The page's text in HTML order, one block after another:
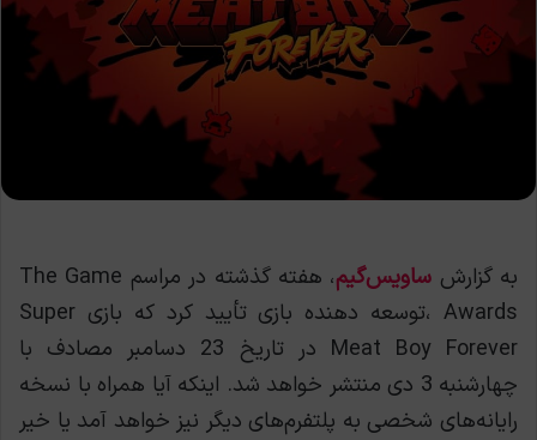
به گزارش ساویس‌گیم
، هفته گذشته در مراسم The Game
Awards ،توسعه دهنده بازی تأیید کرد که بازی Super
Meat Boy Forever در تاریخ 23 دسامبر مصادف با
چهارشنبه 3 دی منتشر خواهد شد. اینکه آیا همراه با نسخه
رایانه‌های شخصی به پلتفرم‌های دیگر نیز خواهد آمد یا خیر